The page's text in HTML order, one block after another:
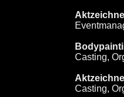
Casting,
Casting,